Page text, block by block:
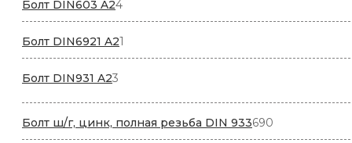
Болт DIN603 A244
товара
Болт DIN6921 A21
товар
Болт DIN931 A23
Болт ш/г, цинк, полная резьба DIN 933690
товаров